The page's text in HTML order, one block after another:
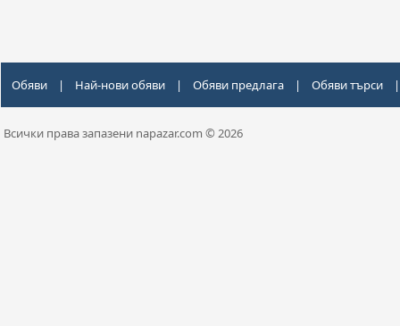
Обяви | Най-нови обяви | Обяви предлага | Обяви търси |
Всички права запазени napazar.com © 2026